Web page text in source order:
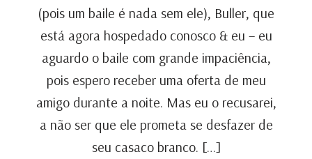
(pois um baile é nada sem ele), Buller, que
está agora hospedado conosco & eu – eu
aguardo o baile com grande impaciência,
pois espero receber uma oferta de meu
amigo durante a noite. Mas eu o recusarei,
a não ser que ele prometa se desfazer de
seu casaco branco. […]